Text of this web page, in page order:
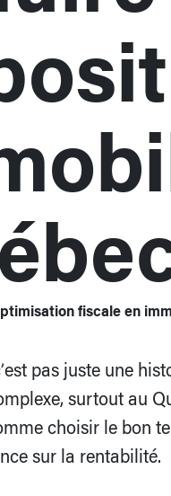
fiscale en
pas juste une
surtout au
choisir le bon
sur la rentabilité.